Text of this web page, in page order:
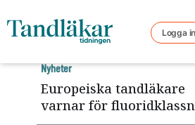
Logga in
Europeiska tandläkare
varnar för
Nyheter